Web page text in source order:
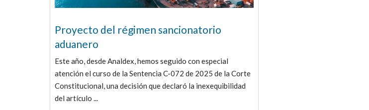
Proyecto del régimen sancionatorio
aduanero
Este año, desde Analdex, hemos seguido con especial
atención el curso de la Sentencia C-072 de 2025 de la Corte
Constitucional, una decisión que declaró la inexequibilidad
del artículo ...